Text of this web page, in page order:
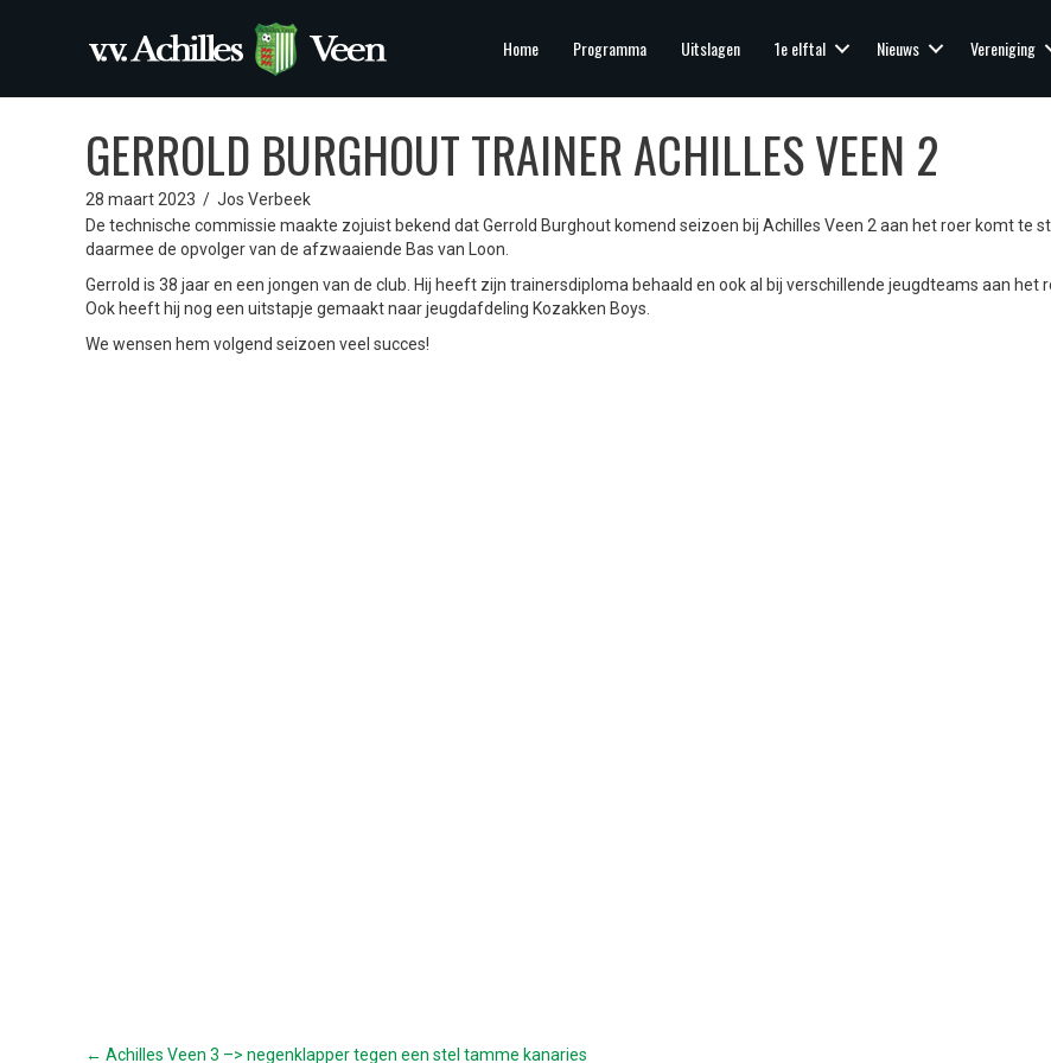
Home Programma Uitslagen 1e elftal Nieuws Vereniging
GERROLD BURGHOUT TRAINER ACHILLES VEEN 2
28 maart 2023 / Jos Verbeek
De technische commissie maakte zojuist bekend dat Gerrold Burghout komend seizoen bij Achilles Veen 2 aan het roer komt te
daarmee de opvolger van de afzwaaiende Bas van Loon.
Gerrold is 38 jaar en een jongen van de club. Hij heeft zijn trainersdiploma behaald en ook al bij verschillende jeugdteams aan het
Ook heeft hij nog een uitstapje gemaakt naar jeugdafdeling Kozakken Boys.
We wensen hem volgend seizoen veel succes!
← Achilles Veen 3 –> negenklapper tegen een stel tamme kanaries